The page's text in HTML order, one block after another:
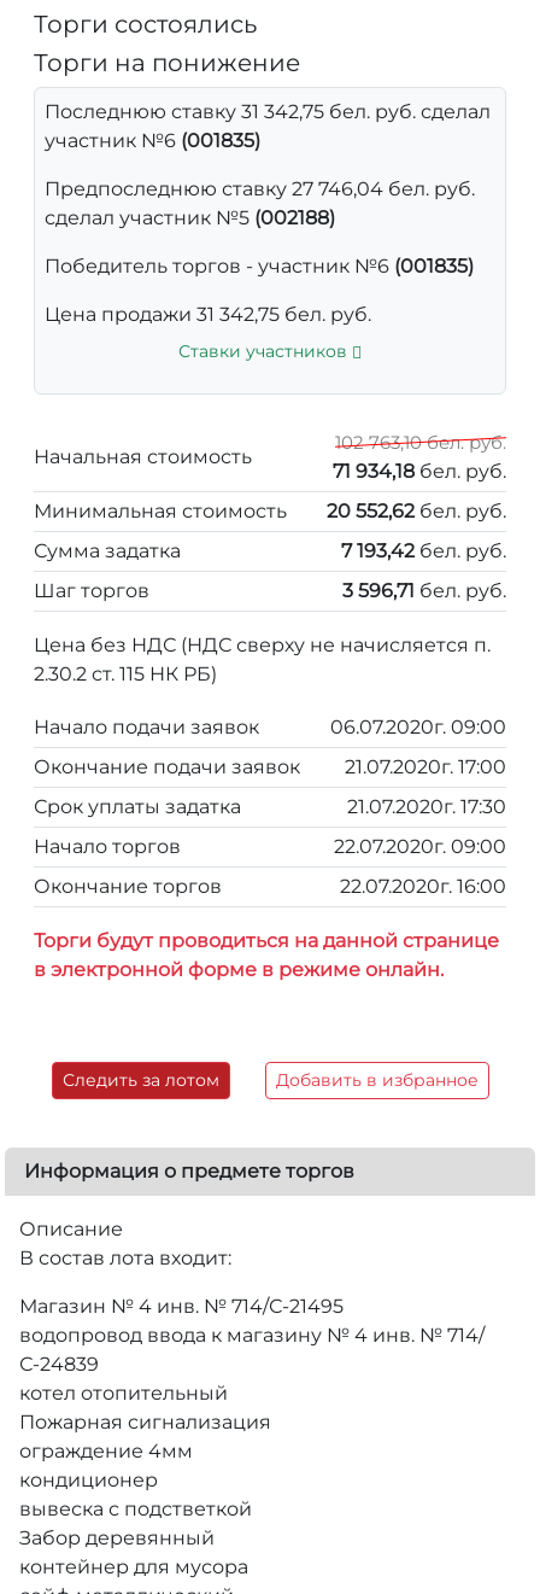
Торги состоялись
Торги на понижение
Последнюю ставку 31 342,75 бел. руб. сделал
участник №6 (001835)
Предпоследнюю ставку 27 746,04 бел. руб.
сделал участник №5 (002188)
Победитель торгов - участник №6 (001835)
Цена продажи 31 342,75 бел. руб.
Ставки участников
Начальная стоимость
102 763,10 бел. руб.
71 934,18 бел. руб.
Минимальная стоимость
20 552,62 бел. руб.
Сумма задатка
7 193,42 бел. руб.
Шаг торгов
3 596,71 бел. руб.
Цена без НДС (НДС сверху не начисляется п.
2.30.2 ст. 115 НК РБ)
Начало подачи заявок
06.07.2020г. 09:00
Окончание подачи заявок
21.07.2020г. 17:00
Срок уплаты задатка
21.07.2020г. 17:30
Начало торгов
22.07.2020г. 09:00
Окончание торгов
22.07.2020г. 16:00
Торги будут проводиться на данной странице
в электронной форме в режиме онлайн.
Следить за лотом Добавить в избранное
Информация о предмете торгов
Описание
В состав лота входит:
Магазин № 4 инв. № 714/С-21495
водопровод ввода к магазину № 4 инв. № 714/
С-24839
котел отопительный
Пожарная сигнализация
ограждение 4мм
кондиционер
вывеска с подстветкой
Забор деревянный
контейнер для мусора